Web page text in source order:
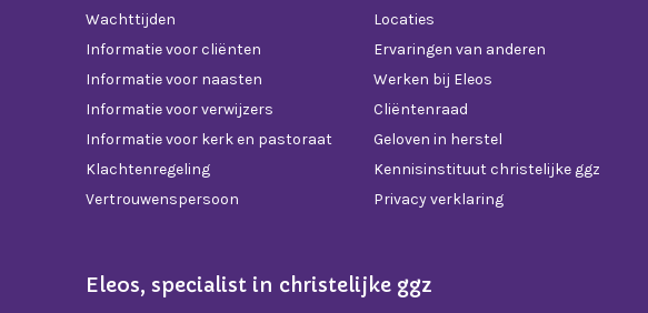
Wachttijden
Informatie voor cliënten
Informatie voor naasten
Informatie voor verwijzers
Informatie voor kerk en pastoraat
Klachtenregeling
Vertrouwenspersoon
Locaties
Ervaringen van anderen
Werken bij Eleos
Cliëntenraad
Geloven in herstel
Kennisinstituut christelijke ggz
Privacy verklaring
Eleos, specialist in christelijke ggz